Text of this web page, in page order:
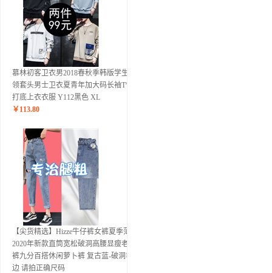
慕林初客卫衣男2018春秋季韩版学生圆
领套头男士卫衣夏青年加大码长袖T恤
打底上衣衣服 Y112黑色 XL
￥ 113.80
【尖货精选】Hizze牛仔裤女裤夏季薄款
2020年新款直筒宽松破洞高腰显瘦老爹
裤九分百搭休闲萝卜裤 复古蓝-破洞毛
边 请拍正确尺码